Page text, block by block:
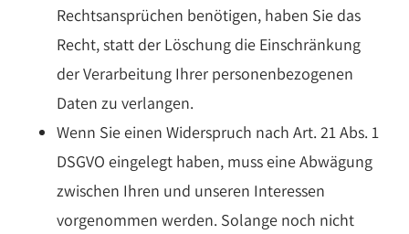
Rechtsansprüchen benötigen, haben Sie das
Recht, statt der Löschung die Einschränkung
der Verarbeitung Ihrer personenbezogenen
Daten zu verlangen.
Wenn Sie einen Widerspruch nach Art. 21 Abs. 1
DSGVO eingelegt haben, muss eine Abwägung
zwischen Ihren und unseren Interessen
vorgenommen werden. Solange noch nicht